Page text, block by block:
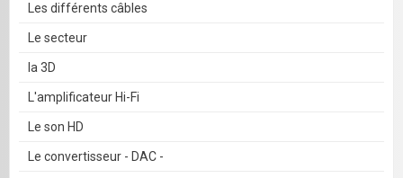
Les différents câbles
Le secteur
la 3D
L'amplificateur Hi-Fi
Le son HD
Le convertisseur - DAC -